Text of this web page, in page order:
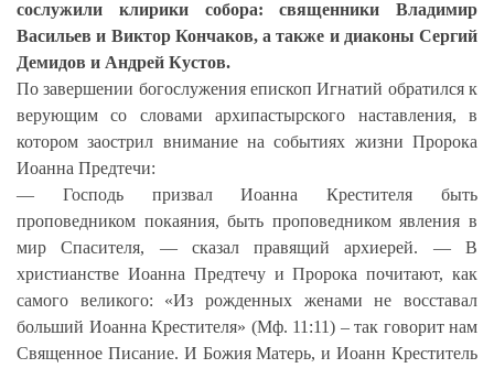
сослужили клирики собора: священники Владимир
Васильев и Виктор Кончаков, а также и диаконы Сергий
Демидов и Андрей Кустов.
По завершении богослужения епископ Игнатий обратился к
верующим со словами архипастырского наставления, в
котором заострил внимание на событиях жизни Пророка
Иоанна Предтечи:
— Господь призвал Иоанна Крестителя быть
проповедником покаяния, быть проповедником явления в
мир Спасителя, — сказал правящий архиерей. — В
христианстве Иоанна Предтечу и Пророка почитают, как
самого великого: «Из рожденных женами не восставал
больший Иоанна Крестителя» (Мф. 11:11) – так говорит нам
Священное Писание. И Божия Матерь, и Иоанн Креститель